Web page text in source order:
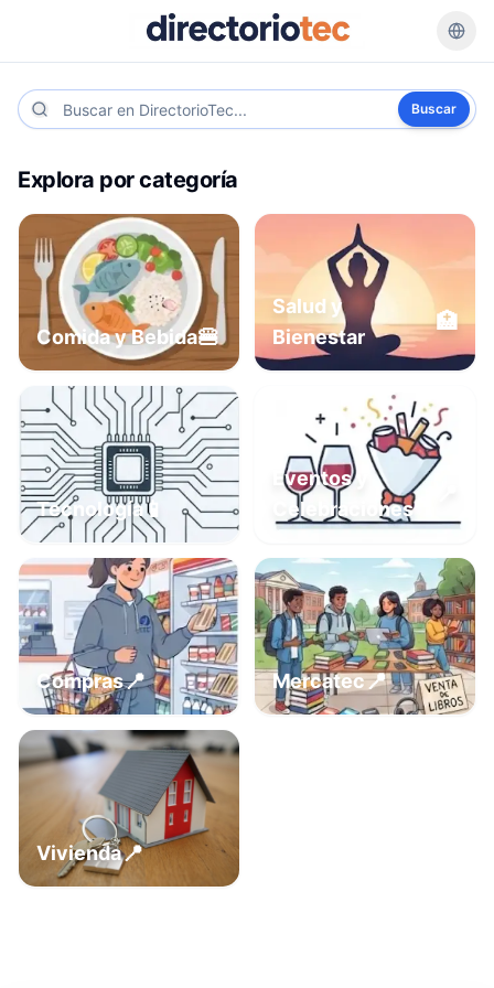
Buscar
Explora por categoría
Comida y Bebida🍔
Salud y
Bienestar
🏥
Tecnología📱
Eventos y
Celebraciones
Compras📍 Mercatec📍
Vivienda📍